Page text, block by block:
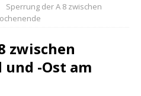
Sperrung der A 8 zwischen
zwischen
-Ost am